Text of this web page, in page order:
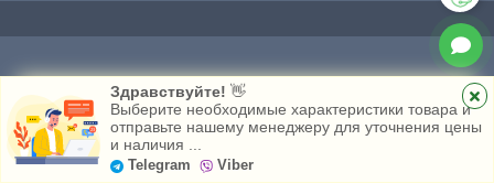
Главная
Здравствуйте! 👋
Выберите необходимые характеристики товара и
отправьте нашему менеджеру для уточнения цены
и наличия ...
Telegram Viber
Matras House интернет магазин матрасов